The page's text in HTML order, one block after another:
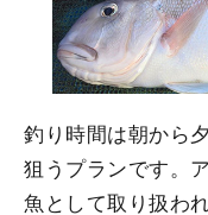
釣り時間は朝から
狙うプランです。
魚として取り扱わ